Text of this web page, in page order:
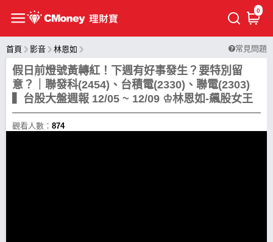
0
首頁 影音 林恩如 常見問題
假日前燈號黃轉紅！下週有好事發生？要特別留
意？｜聯發科(2454)、台積電(2330)、聯電(2303)
▍台股大盤週報 12/05 ~ 12/09 ♔林恩如-飆股女王
觀看人數： 874